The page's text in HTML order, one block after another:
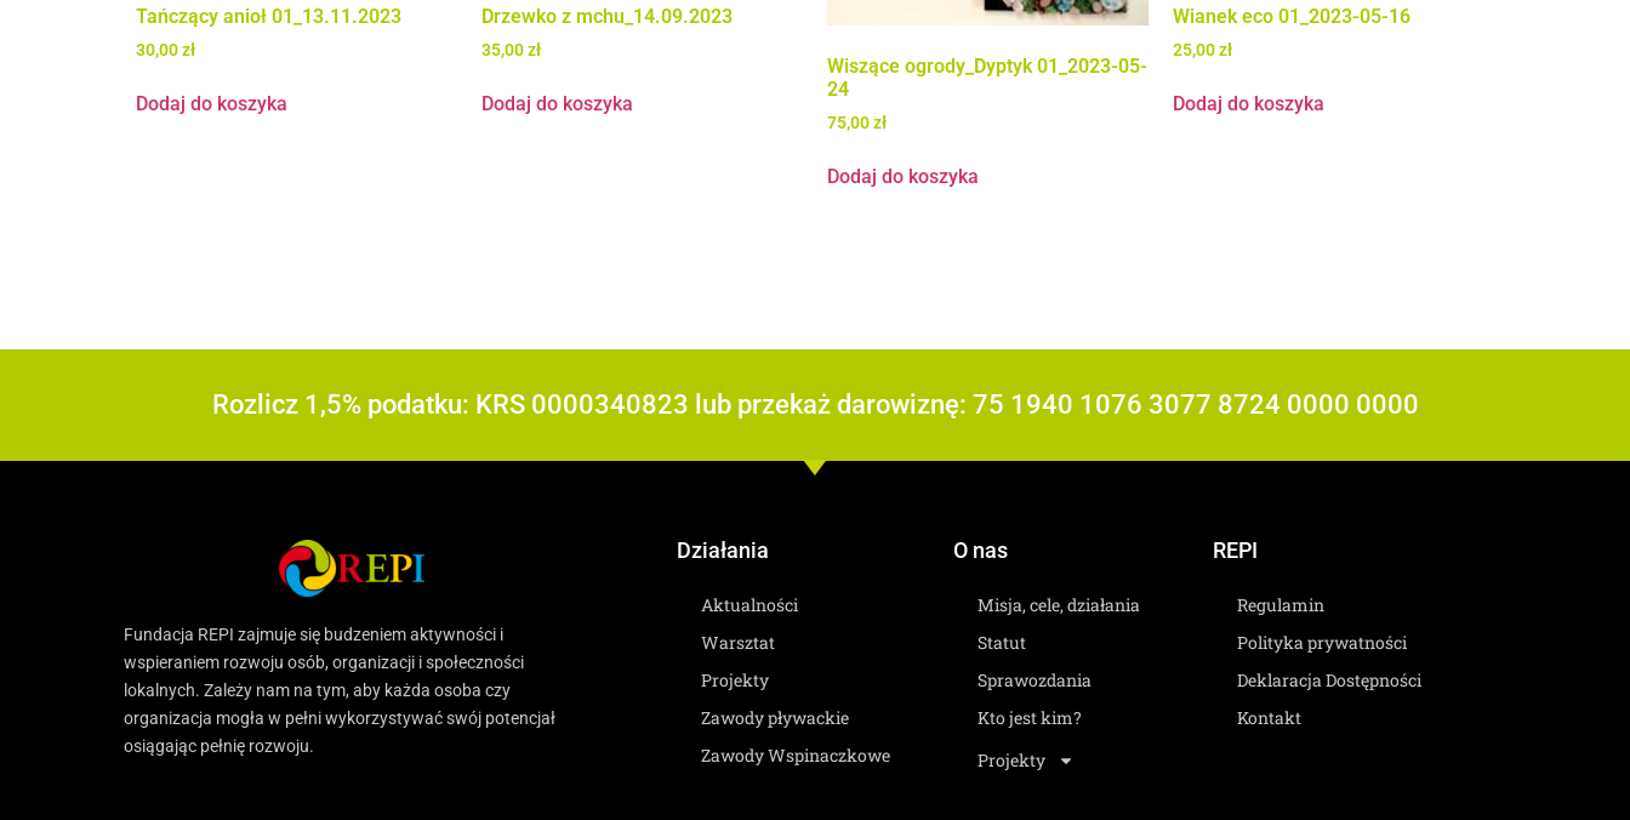
Tańczący anioł 01_13.11.2023
30,00zł
Dodaj do koszyka
Drzewko z mchu_14.09.2023
35,00zł
Dodaj do koszyka
Wiszące ogrody_Dyptyk 01_2023-05-
24
75,00zł
Dodaj do koszyka
Wianek eco 01_2023-05-16
25,00zł
Dodaj do koszyka
Rozlicz 1,5% podatku: KRS 0000340823 lub przekaż darowiznę: 75 1940 1076 3077 8724 0000 0000
Fundacja REPI zajmuje się budzeniem aktywności i
wspieraniem rozwoju osób, organizacji i społeczności
lokalnych. Zależy nam na tym, aby każda osoba czy
organizacja mogła w pełni wykorzystywać swój potencjał
osiągając pełnię rozwoju.
Działania
Aktualności
Warsztat
Projekty
Zawody pływackie
Zawody Wspinaczkowe
O nas
Misja, cele, działania
Statut
Sprawozdania
Kto jest kim?
Projekty
REPI
Regulamin
Polityka prywatności
Deklaracja Dostępności
Kontakt